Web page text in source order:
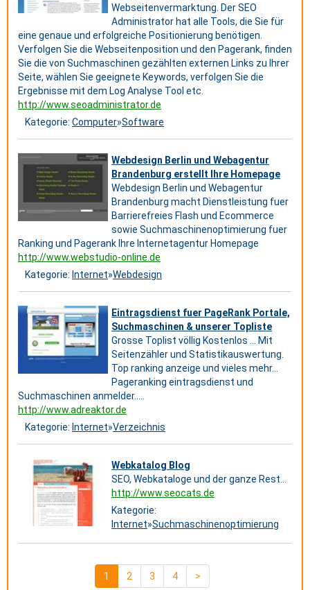
Webseitenvermarktung. Der SEO
Administrator hat alle Tools, die Sie für
eine genaue und erfolgreiche Positionierung benötigen.
Verfolgen Sie die Webseitenposition und den Pagerank, finden
Sie die von Suchmaschinen gezählten externen Links zu Ihrer
Seite, wählen Sie geeignete Keywords, verfolgen Sie die
Ergebnisse mit dem Log Analyse Tool etc.
http://www.seoadministrator.de
Kategorie: Computer»Software
Webdesign Berlin und Webagentur
Brandenburg erstellt Ihre Homepage
Webdesign Berlin und Webagentur
Brandenburg macht Dienstleistung fuer
Barrierefreies Flash und Ecommerce
sowie Suchmaschinenoptimierung fuer
Ranking und Pagerank Ihre Internetagentur Homepage
http://www.webstudio-online.de
Kategorie: Internet»Webdesign
Eintragsdienst fuer PageRank Portale,
Suchmaschinen & unserer Topliste
Grosse Toplist völlig Kostenlos ... Mit
Seitenzähler und Statistikauswertung.
Top ranking anzeige und vieles mehr...
Pageranking eintragsdienst und
Suchmaschinen anmelder.....
http://www.adreaktor.de
Kategorie: Internet»Verzeichnis
Webkatalog Blog
SEO, Webkataloge und der ganze Rest...
http://www.seocats.de
Kategorie:
Internet»Suchmaschinenoptimierung
1 2 3 4 >